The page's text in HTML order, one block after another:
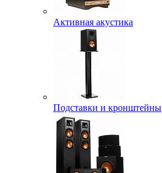
Активная акустика
Подставки и кронштейны